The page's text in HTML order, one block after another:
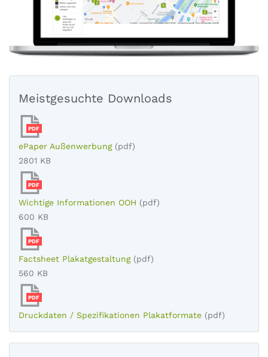
Meistgesuchte Downloads
PDF
ePaper Außenwerbung (pdf)
2801 KB
PDF
Wichtige Informationen OOH (pdf)
600 KB
PDF
Factsheet Plakatgestaltung (pdf)
560 KB
PDF
Druckdaten / Spezifikationen Plakatformate (pdf)